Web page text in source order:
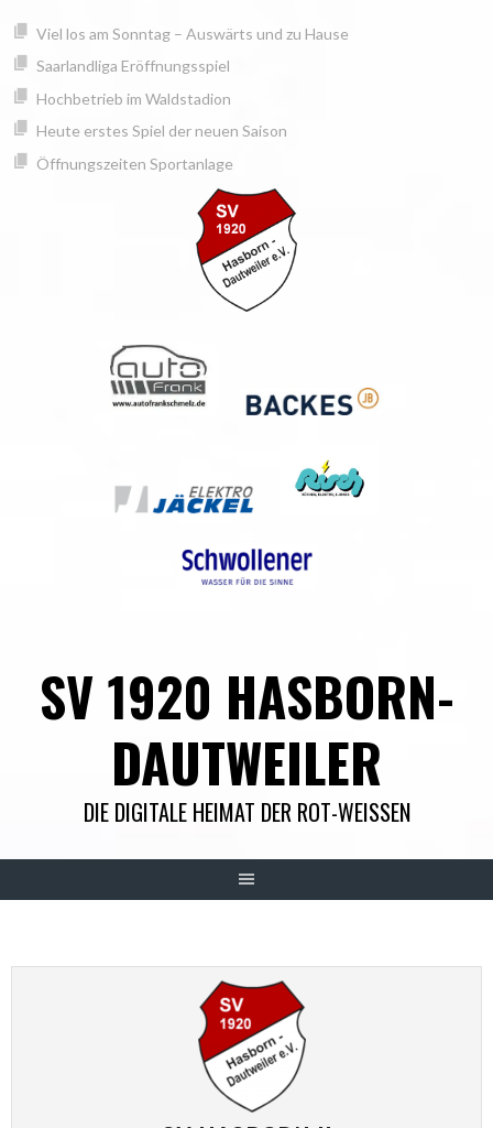
springen
zum
Inhalt
Viel los am Sonntag – Auswärts und zu Hause
Saarlandliga Eröffnungsspiel
Hochbetrieb im Waldstadion
Heute erstes Spiel der neuen Saison
Öffnungszeiten Sportanlage
SV 1920 HASBORN-
DAUTWEILER
DIE DIGITALE HEIMAT DER ROT-WEISSEN